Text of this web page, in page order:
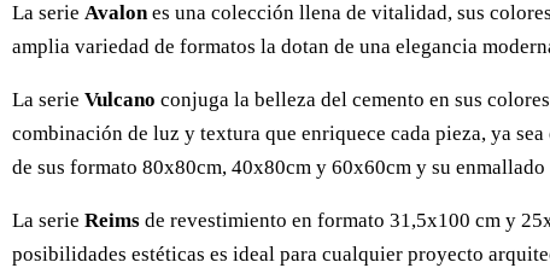
La serie Avalones una colección llena de vitalidad, sus
amplia variedad de formatos la dotan de una elegancia
La serie Vulcano conjuga la belleza del cemento en sus
combinación de luz y textura que enriquece cada pieza, ya
de sus formato 80x80cm, 40x80cm y 60x60cm y su
La serie Reims de revestimiento en formato 31,5x100 cm y
posibilidades estéticas es ideal para cualquier proyecto